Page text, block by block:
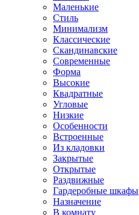
Маленькие
Стиль
Минимализм
Классические
Скандинавские
Современные
Форма
Высокие
Квадратные
Угловые
Низкие
Особенности
Встроенные
Из кладовки
Закрытые
Открытые
Раздвижные
Гардеробные шкафы
Назначение
В комнату